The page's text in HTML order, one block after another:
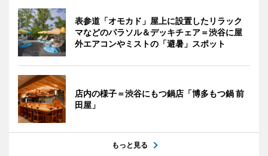
表参道「オモカド」屋上に設置したリラック
マなどのパラソル＆デッキチェア＝渋谷に屋
外エアコンやミストの「避暑」スポット
店内の様子＝渋谷にもつ鍋店「博多もつ鍋 前
田屋」
もっと見る